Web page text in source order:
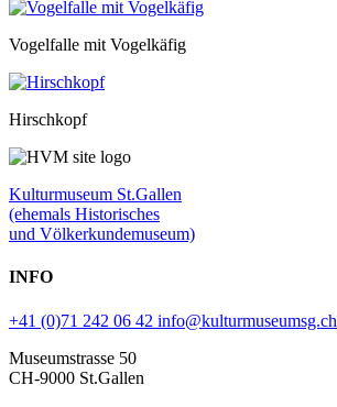
Vogelfalle mit Vogelkäfig
Hirschkopf
Kulturmuseum St.Gallen
(ehemals Historisches
und Völkerkundemuseum)
INFO
+41 (0)71 242 06 42 info@kulturmuseumsg.ch
Museumstrasse 50
CH-9000 St.Gallen